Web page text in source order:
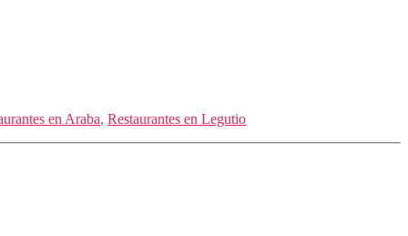
en Araba, Restaurantes en Legutio